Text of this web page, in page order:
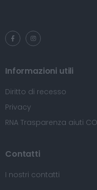
Informazioni utili
Diritto di recesso
Privacy
RNA Trasparenza aiuti
Contatti
I nostri contatti